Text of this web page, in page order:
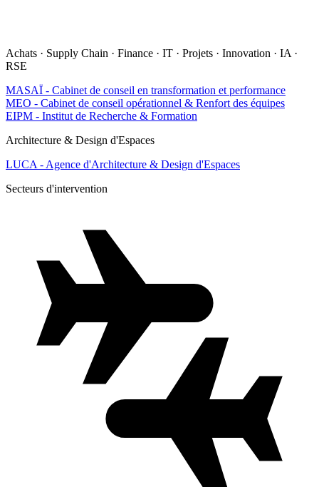
Achats · Supply Chain · Finance · IT · Projets · Innovation · IA ·
RSE
MASAÏ - Cabinet de conseil en transformation et performance
MEO - Cabinet de conseil opérationnel & Renfort des équipes
EIPM - Institut de Recherche & Formation
Architecture & Design d'Espaces
LUCA - Agence d'Architecture & Design d'Espaces
Secteurs d'intervention